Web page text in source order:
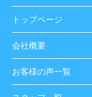
トップページ
会社概要
お客様の声一覧